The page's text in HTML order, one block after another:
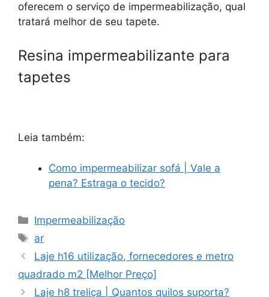
oferecem o serviço de impermeabilização, qual
tratará melhor de seu tapete.
Resina impermeabilizante para
tapetes
Leia também:
Como impermeabilizar sofá | Vale a
pena? Estraga o tecido?
Categorias
Impermeabilização
Tags
ar
Laje h16 utilização, fornecedores e metro
quadrado m2 [Melhor Preço]
Laje h8 treliça | Quantos quilos suporta?